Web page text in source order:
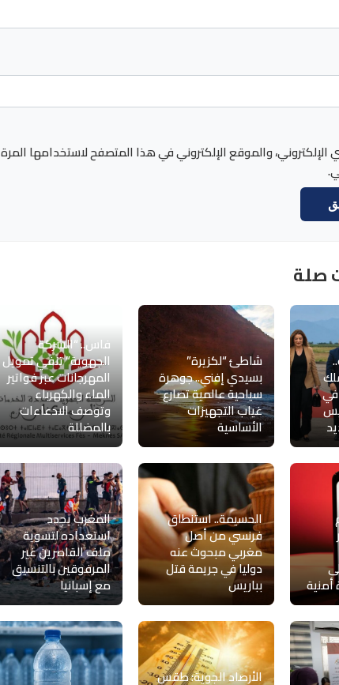
والموقع الإلكتروني في هذا المتصفح لاستخدامها المرة
صلة
شاطئ “لكزيرة”
بسيدي إفني.. جوهرة
سياحية عالمية تصارع
غياب التجهيزات
الأساسية
فاس.. “الشركة
الجهوية” تنفي تمويل
المهرجانات عبر فواتير
الماء والكهرباء
وتوصف الادعاءات
بالمضللة
أمنية
الحسيمة.. استنطاق
فرنسي من أصل
مغربي مبحوث عنه
دوليا في جريمة قتل
بباريس
المغرب يجدد
استعداده لتسوية
ملف القاصرين غير
المرفوقين بالتنسيق
مع إسبانيا
الأرصاد الجوية: طقس